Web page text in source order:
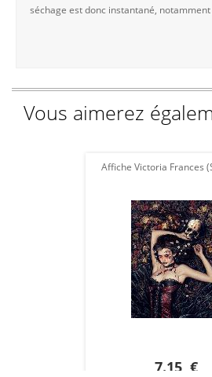
séchage est donc instantané,
Vous aimerez
Affiche Victoria Frances
7.15 €